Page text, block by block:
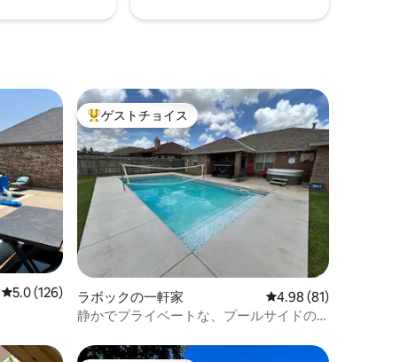
レビュー126件、5つ星中5.0つ星の平均評価
5.0 (126)
大好評のゲストチョイスです。
ゲストチョイス
ラボックの一軒家 レビュー81件、5つ
4.98 (81)
静かでプライベートな、プールサイドの